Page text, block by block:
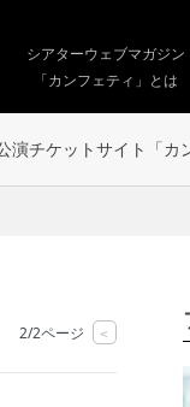
シアターウェブマガジン
「カンフェティ」とは
演チケットサイト「カ
2/2ページ <